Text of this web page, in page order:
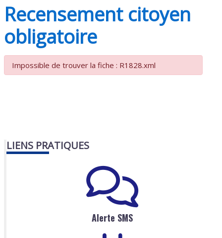
Recensement citoyen
obligatoire
Impossible de trouver la fiche : R1828.xml
LIENS PRATIQUES
Alerte SMS